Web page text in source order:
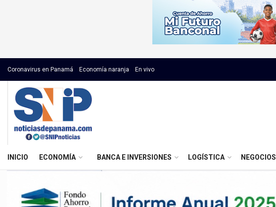
Coronavirus en Panamá Economía naranja En vivo
INICIO ECONOMÍA BANCA E INVERSIONES LOGÍSTICA NEGOCIOS